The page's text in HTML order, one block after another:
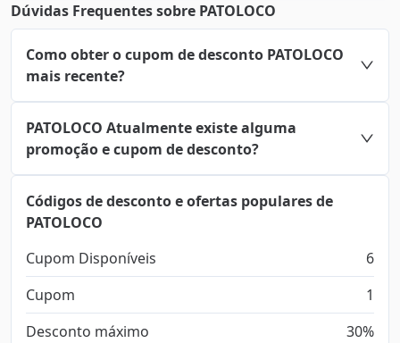
Dúvidas Frequentes sobre PATOLOCO
Como obter o cupom de desconto PATOLOCO
mais recente?
PATOLOCO Atualmente existe alguma
promoção e cupom de desconto?
Códigos de desconto e ofertas populares de
PATOLOCO
Cupom Disponíveis
6
Cupom
1
Desconto máximo
30%